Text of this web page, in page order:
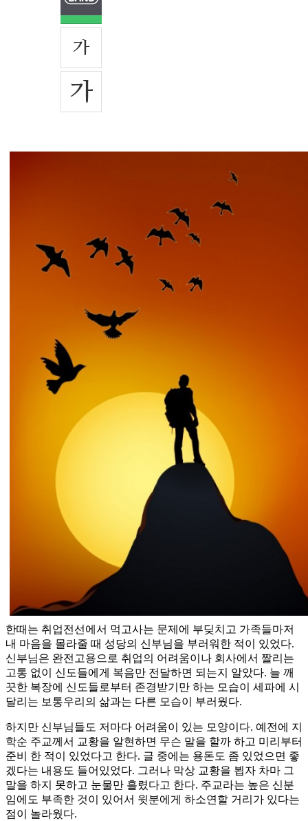
한때는 취업전선에서 먹고사는 문제에 부딪치고 가족들마저
내 마음을 몰라줄 때 성당의 신부님을 부러워한 적이 있었다.
신부님은 완전고용으로 취업의 어려움이나 회사에서 짤리는
고통 없이 신도들에게 복음만 전달하면 되는지 알았다. 늘 깨
끗한 복장에 신도들로부터 존경받기만 하는 모습이 세파에 시
달리는 보통우리의 삶과는 다른 모습이 부러웠다.
하지만 신부님들도 저마다 어려움이 있는 모양이다. 예전에 지
학순 주교께서 교황을 알현하면 무슨 말을 할까 하고 미리부터
준비 한 적이 있었다고 한다. 글 중에는 용돈도 좀 있었으면 좋
겠다는 내용도 들어있었다. 그러나 막상 교황을 뵙자 차마 그
말을 하지 못하고 눈물만 흘렸다고 한다. 주교라는 높은 신분
임에도 부족한 것이 있어서 윗분에게 하소연할 거리가 있다는
점이 놀라웠다.